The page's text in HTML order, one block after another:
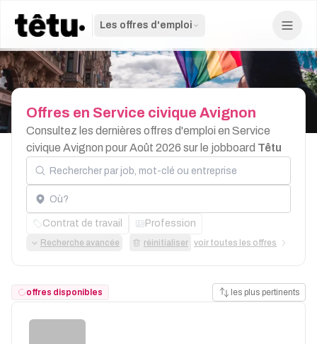
Les offres d'emploi
Offres en Service civique Avignon
Consultez les dernières offres d'emploi en Service
civique Avignon pour Août 2026 sur le jobboard Têtu
Rechercher par job, mot-clé ou entreprise
Localisation
Contrat de travail Profession
Recherche avancée réinitialiser voir toutes les offres
offres disponibles les plus pertinents